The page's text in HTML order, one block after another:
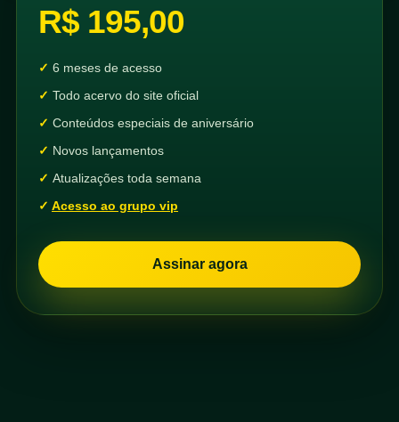
R$ 195,00
6 meses de acesso
Todo acervo do site oficial
Conteúdos especiais de aniversário
Novos lançamentos
Atualizações toda semana
Acesso ao grupo vip
Assinar agora